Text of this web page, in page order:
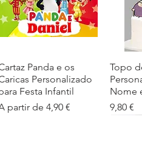
Visualização rápida
Panda e os
Personalizado
Festa Infantil
partir de 4,90 €
promocional
Topo
Nome
Preço
9,80 €